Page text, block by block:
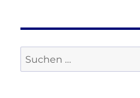
Suche
nach: